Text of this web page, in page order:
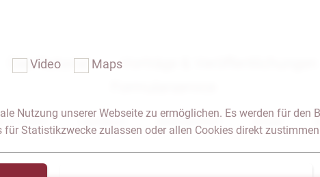
Das Notariat Vorträge & Veröffentlichungen
& Anfahrt Seitenübersicht
Video Maps
Nutzung unserer Webseite zu ermöglichen. Es werden für den
Statistikzwecke zulassen oder allen Cookies direkt